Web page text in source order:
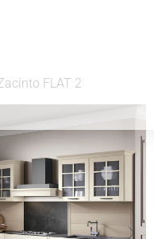
FLAT 2